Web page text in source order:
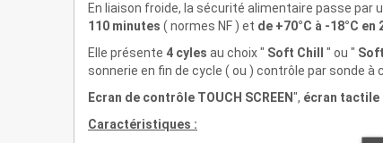
En liaison froide, la sécurité alimentaire passe par
110 minutes ( normes NF ) et de +70°C à -18°C en
Elle présente 4 cyles au choix " Soft Chill " ou "
sonnerie en fin de cycle ( ou ) contrôle par sonde
Ecran de contrôle TOUCH SCREEN", écran tactile
Caractéristiques :